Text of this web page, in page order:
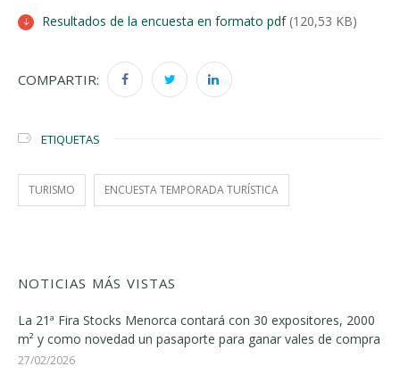
Resultados de la encuesta en formato pdf(120,53 KB)
COMPARTIR:
ETIQUETAS
TURISMO ENCUESTA TEMPORADA TURÍSTICA
NOTICIAS MÁS VISTAS
La 21ª Fira Stocks Menorca contará con 30 expositores, 2000
m² y como novedad un pasaporte para ganar vales de compra
27/02/2026